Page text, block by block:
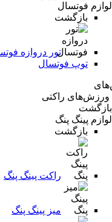
لوازم فوتسال
بازگشت
تور دروازه
توپ فوتسال
ورزش‌های راکتی
بازگشت
لوازم پینگ پنگ
بازگشت
راکت پینگ پنگ
میز پینگ پنگ